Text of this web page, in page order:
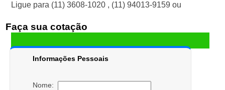
Ligue para (11) 3608-1020 , (11) 94013-9159 ou
Faça sua cotação
Informações Pessoais
Nome: